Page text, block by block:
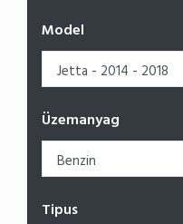
Model
Üzemanyag
Tipus